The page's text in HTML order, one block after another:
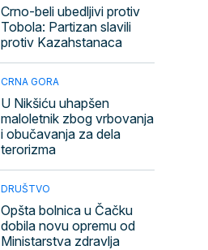
Crno-beli ubedljivi protiv
Tobola: Partizan slavili
protiv Kazahstanaca
CRNA GORA
U Nikšiću uhapšen
maloletnik zbog vrbovanja
i obučavanja za dela
terorizma
DRUŠTVO
Opšta bolnica u Čačku
dobila novu opremu od
Ministarstva zdravlja